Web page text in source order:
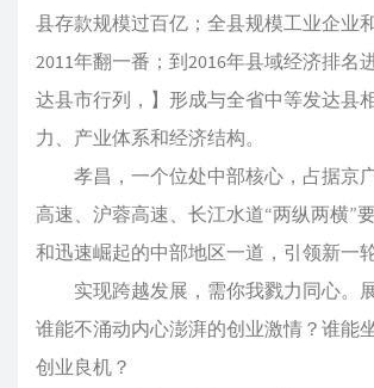
县存款规模过百亿；全县规模工业企业
2011年翻一番；到2016年县域经济排名
达县市行列，】形成与全省中等发达县
力、产业体系和经济结构。
孝昌，一个位处中部核心，占据京
高速、沪蓉高速、长江水道“两纵两横”
和迅速崛起的中部地区一道，引领新一
实现跨越发展，需你我戮力同心。展
谁能不涌动内心澎湃的创业激情？谁能
创业良机？